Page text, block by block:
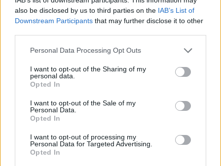
also be disclosed by us to third parties on the IAB’s List of
Downstream Participants that may further disclose it to other
Personal Data Processing Opt Outs
I want to opt-out of the Sharing of my
personal data.
Opted In
I want to opt-out of the Sale of my
Personal Data.
Opted In
I want to opt-out of processing my
Personal Data for Targeted Advertising.
Opted In
Johnson kedden kabinetülést tart, utána a kormány
különleges helyzetekben összehívott tanácskozó
testületének (COBRA) ülésén elnököl, és délután az
alsóházban, majd este televíziós beszédben jelent be olyan
célozzák. A Downing Street előzetes rövid tájékoztatása
szerint ezek között lesz, hogy az éttermek...
KEDVES OLVASÓNK!
tartozik, melynek olvasása előfizetéses
regisztrációhoz kötött.